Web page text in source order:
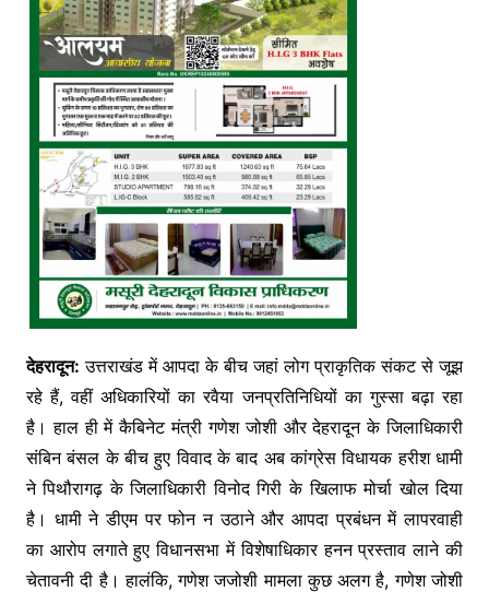
देहरादून: उत्तराखंड में आपदा के बीच जहां लोग प्राकृतिक संकट से जूझ
रहे हैं, वहीं अधिकारियों का रवैया जनप्रतिनिधियों का गुस्सा बढ़ा रहा
है। हाल ही में कैबिनेट मंत्री गणेश जोशी और देहरादून के जिलाधिकारी
संबिन बंसल के बीच हुए विवाद के बाद अब कांग्रेस विधायक हरीश धामी
ने पिथौरागढ़ के जिलाधिकारी विनोद गिरी के खिलाफ मोर्चा खोल दिया
है। धामी ने डीएम पर फोन न उठाने और आपदा प्रबंधन में लापरवाही
का आरोप लगाते हुए विधानसभा में विशेषाधिकार हनन प्रस्ताव लाने की
चेतावनी दी है। हालंकि, गणेश जजोशी मामला कुछ अलग है, गणेश जोशी